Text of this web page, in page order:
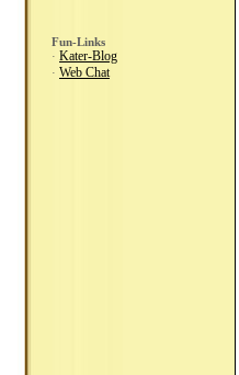
Fun-Links
· Kater-Blog
· Web Chat